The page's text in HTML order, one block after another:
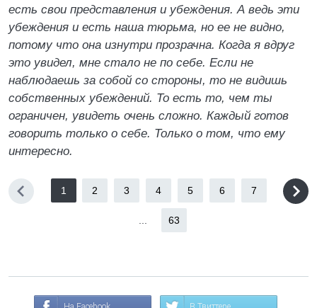
есть свои представления и убеждения. А ведь эти
убеждения и есть наша тюрьма, но ее не видно,
потому что она изнутри прозрачна. Когда я вдруг
это увидел, мне стало не по себе. Если не
наблюдаешь за собой со стороны, то не видишь
собственных убеждений. То есть то, чем ты
ограничен, увидеть очень сложно. Каждый готов
говорить только о себе. Только о том, что ему
интересно.
1 2 3 4 5 6 7
63